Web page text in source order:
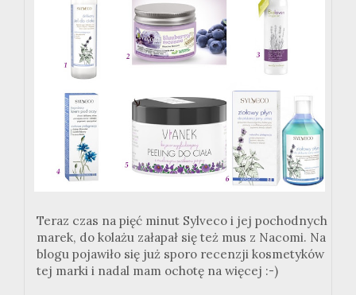
Teraz czas na pięć minut Sylveco i jej pochodnych
marek, do kolażu załapał się też mus z Nacomi. Na
blogu pojawiło się już sporo recenzji kosmetyków
tej marki i nadal mam ochotę na więcej :-)